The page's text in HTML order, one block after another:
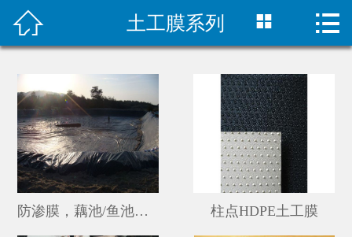
 首页
新闻中心
产品展示
工程案例
 土工膜系列  
防渗膜，藕池/鱼池专用膜 柱点HDPE土工膜